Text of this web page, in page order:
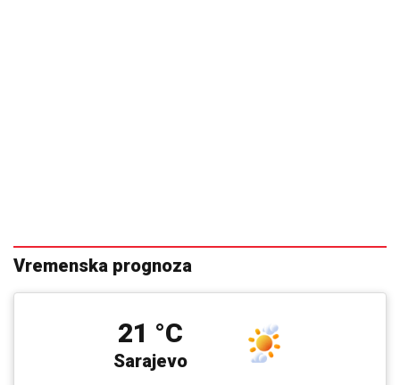
Vremenska prognoza
Sarajevo
21 °C